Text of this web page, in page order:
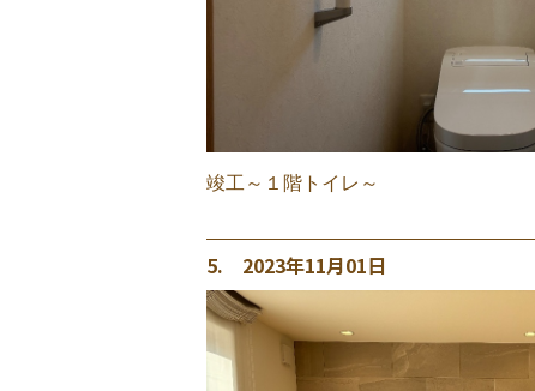
竣工～１階トイレ～
5. 2023年11月01日